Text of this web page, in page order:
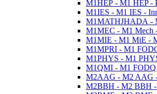
M1HEP - M1 HEP -
M1IES - M1 IES -
M1MATHJHADA -
M1MEC - M1 Mech
M1MIE - M1 MiE -
M1MPRI - M1
M1PHYS - M1
M1QMI - M1 FODQ
M2AAG - M2 AAG -
M2BBH - M2 BBH -